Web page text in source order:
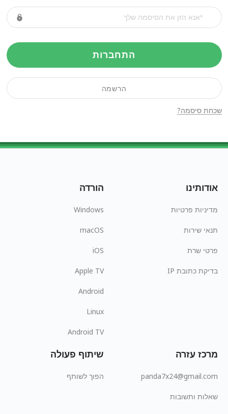
התחברות
שכחת סיסמה?
הרשמה
אודותינו
מדיניות פרטיות
תנאי שירות
פרטי שרת
בדיקת כתובת IP
הורדה
Windows
macOS
iOS
Apple TV
Android
Linux
Android TV
מרכז עזרה
panda7x24@gmail.com
שאלות ותשובות
שיתוף פעולה
הפוך לשותף